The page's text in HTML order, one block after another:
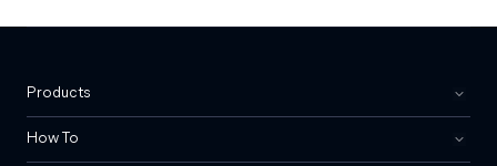
Products
How To